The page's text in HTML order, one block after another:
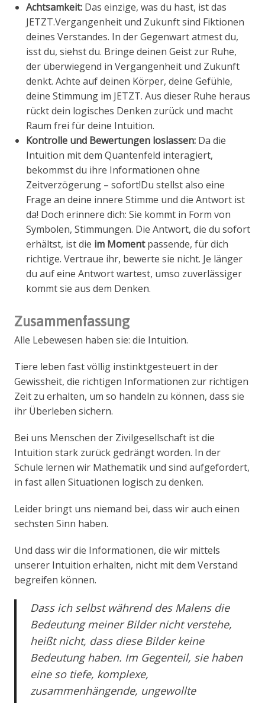
Achtsamkeit: Das einzige, was du hast, ist das
JETZT.Vergangenheit und Zukunft sind Fiktionen
deines Verstandes. In der Gegenwart atmest du,
isst du, siehst du. Bringe deinen Geist zur Ruhe,
der überwiegend in Vergangenheit und Zukunft
denkt. Achte auf deinen Körper, deine Gefühle,
deine Stimmung im JETZT. Aus dieser Ruhe heraus
rückt dein logisches Denken zurück und macht
Raum frei für deine Intuition.
Kontrolle und Bewertungen loslassen: Da die
Intuition mit dem Quantenfeld interagiert,
bekommst du ihre Informationen ohne
Zeitverzögerung – sofort!Du stellst also eine
Frage an deine innere Stimme und die Antwort ist
da! Doch erinnere dich: Sie kommt in Form von
Symbolen, Stimmungen. Die Antwort, die du sofort
erhältst, ist die im Momentpassende, für dich
richtige. Vertraue ihr, bewerte sie nicht. Je länger
du auf eine Antwort wartest, umso zuverlässiger
kommt sie aus dem Denken.
Zusammenfassung
Alle Lebewesen haben sie: die Intuition.
Tiere leben fast völlig instinktgesteuert in der
Gewissheit, die richtigen Informationen zur richtigen
Zeit zu erhalten, um so handeln zu können, dass sie
ihr Überleben sichern.
Bei uns Menschen der Zivilgesellschaft ist die
Intuition stark zurück gedrängt worden. In der
Schule lernen wir Mathematik und sind aufgefordert,
in fast allen Situationen logisch zu denken.
Leider bringt uns niemand bei, dass wir auch einen
sechsten Sinn haben.
Und dass wir die Informationen, die wir mittels
unserer Intuition erhalten, nicht mit dem Verstand
begreifen können.
Dass ich selbst während des Malens die
Bedeutung meiner Bilder nicht verstehe,
heißt nicht, dass diese Bilder keine
Bedeutung haben. Im Gegenteil, sie haben
eine so tiefe, komplexe,
zusammenhängende, ungewollte